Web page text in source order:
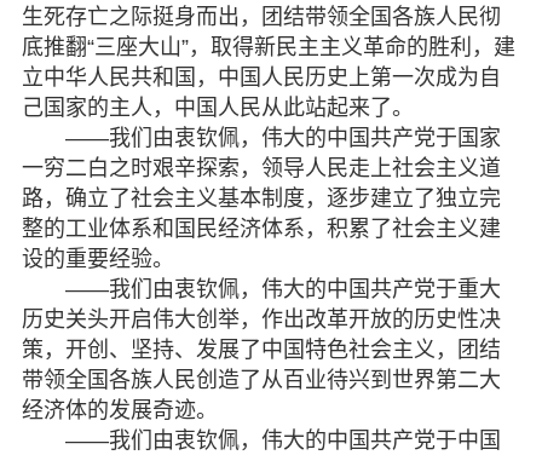
生死存亡之际挺身而出，团结带领全国各族人民彻
底推翻“三座大山”，取得新民主主义革命的胜利，建
立中华人民共和国，中国人民历史上第一次成为自
己国家的主人，中国人民从此站起来了。
——我们由衷钦佩，伟大的中国共产党于国家
一穷二白之时艰辛探索，领导人民走上社会主义道
路，确立了社会主义基本制度，逐步建立了独立完
整的工业体系和国民经济体系，积累了社会主义建
设的重要经验。
——我们由衷钦佩，伟大的中国共产党于重大
历史关头开启伟大创举，作出改革开放的历史性决
策，开创、坚持、发展了中国特色社会主义，团结
带领全国各族人民创造了从百业待兴到世界第二大
经济体的发展奇迹。
——我们由衷钦佩，伟大的中国共产党于中国